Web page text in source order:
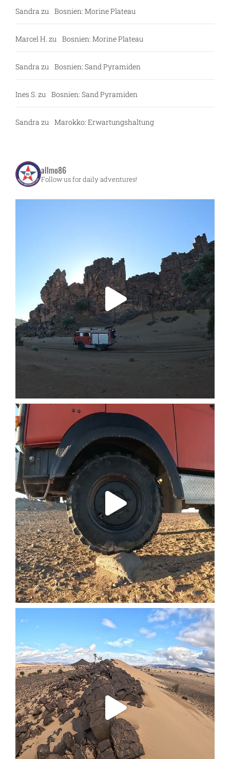
Sandra zu Bosnien: Morine Plateau
Marcel H. zu Bosnien: Morine Plateau
Sandra zu Bosnien: Sand Pyramiden
Ines S. zu Bosnien: Sand Pyramiden
Sandra zu Marokko: Erwartungshaltung
allmo86
Follow us for daily adventures!